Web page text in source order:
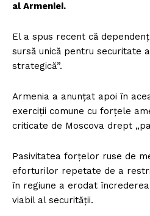
al Armeniei.
El a spus recent că
sursă unică pentru securitate
strategică”.
Armenia a anunțat apoi în
exerciții comune cu forțele
criticate de Moscova drept
Pasivitatea forțelor ruse de
eforturilor repetate de a
în regiune a erodat
viabil al securității.